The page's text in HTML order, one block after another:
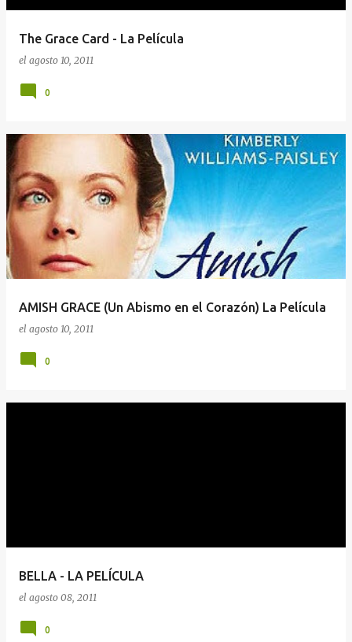
The Grace Card - La Película
el agosto 10, 2011
0
AMISH GRACE (Un Abismo en el Corazón) La Película
el agosto 10, 2011
0
BELLA - LA PELÍCULA
el agosto 08, 2011
0